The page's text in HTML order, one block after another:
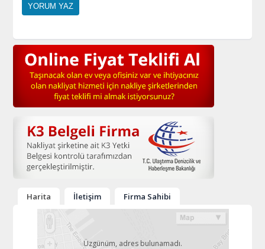
Harita İletişim Firma Sahibi
Üzgünüm, adres bulunamadı.